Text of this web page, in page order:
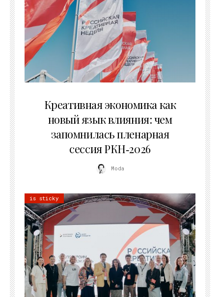
Креативная экономика как
новый язык влияния: чем
запомнилась пленарная
сессия РКН‑2026
Moda
is sticky